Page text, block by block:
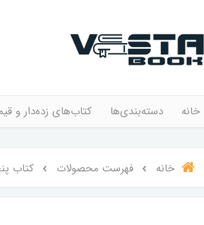
خانه دسته‌بندی‌ها کتاب‌های زده‌دار و
خانه فهرست محصولات کتاب